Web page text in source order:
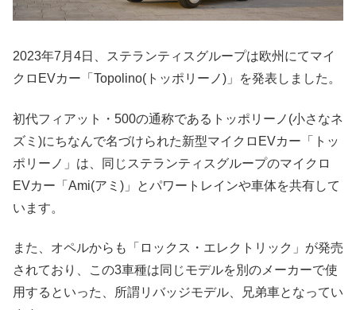
2023年7月4日、ステランティスグループは欧州にてマイ
クロEVカー「Topolino(トッポリーノ)」を発表しました。
初代フィアット・500の通称であるトッポリーノ(小さなネ
ズミ)にちなんで名づけられた新型マイクロEVカー「トッ
ポリーノ」は、同じステランティスグループのマイクロ
EVカー「Ami(アミ)」とパワートレインや車体を共有して
います。
また、オペルからも「ロックス・エレクトリック」が発売
されており、この3車種は同じモデルを別のメーカーで使
用するといった、所謂リバッジモデル、兄弟車となってい